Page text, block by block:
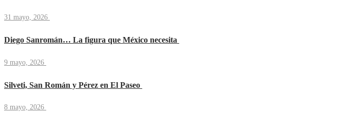
31 mayo, 2026
Diego Sanromán… La figura que México necesita
9 mayo, 2026
Silveti, San Román y Pérez en El Paseo
8 mayo, 2026